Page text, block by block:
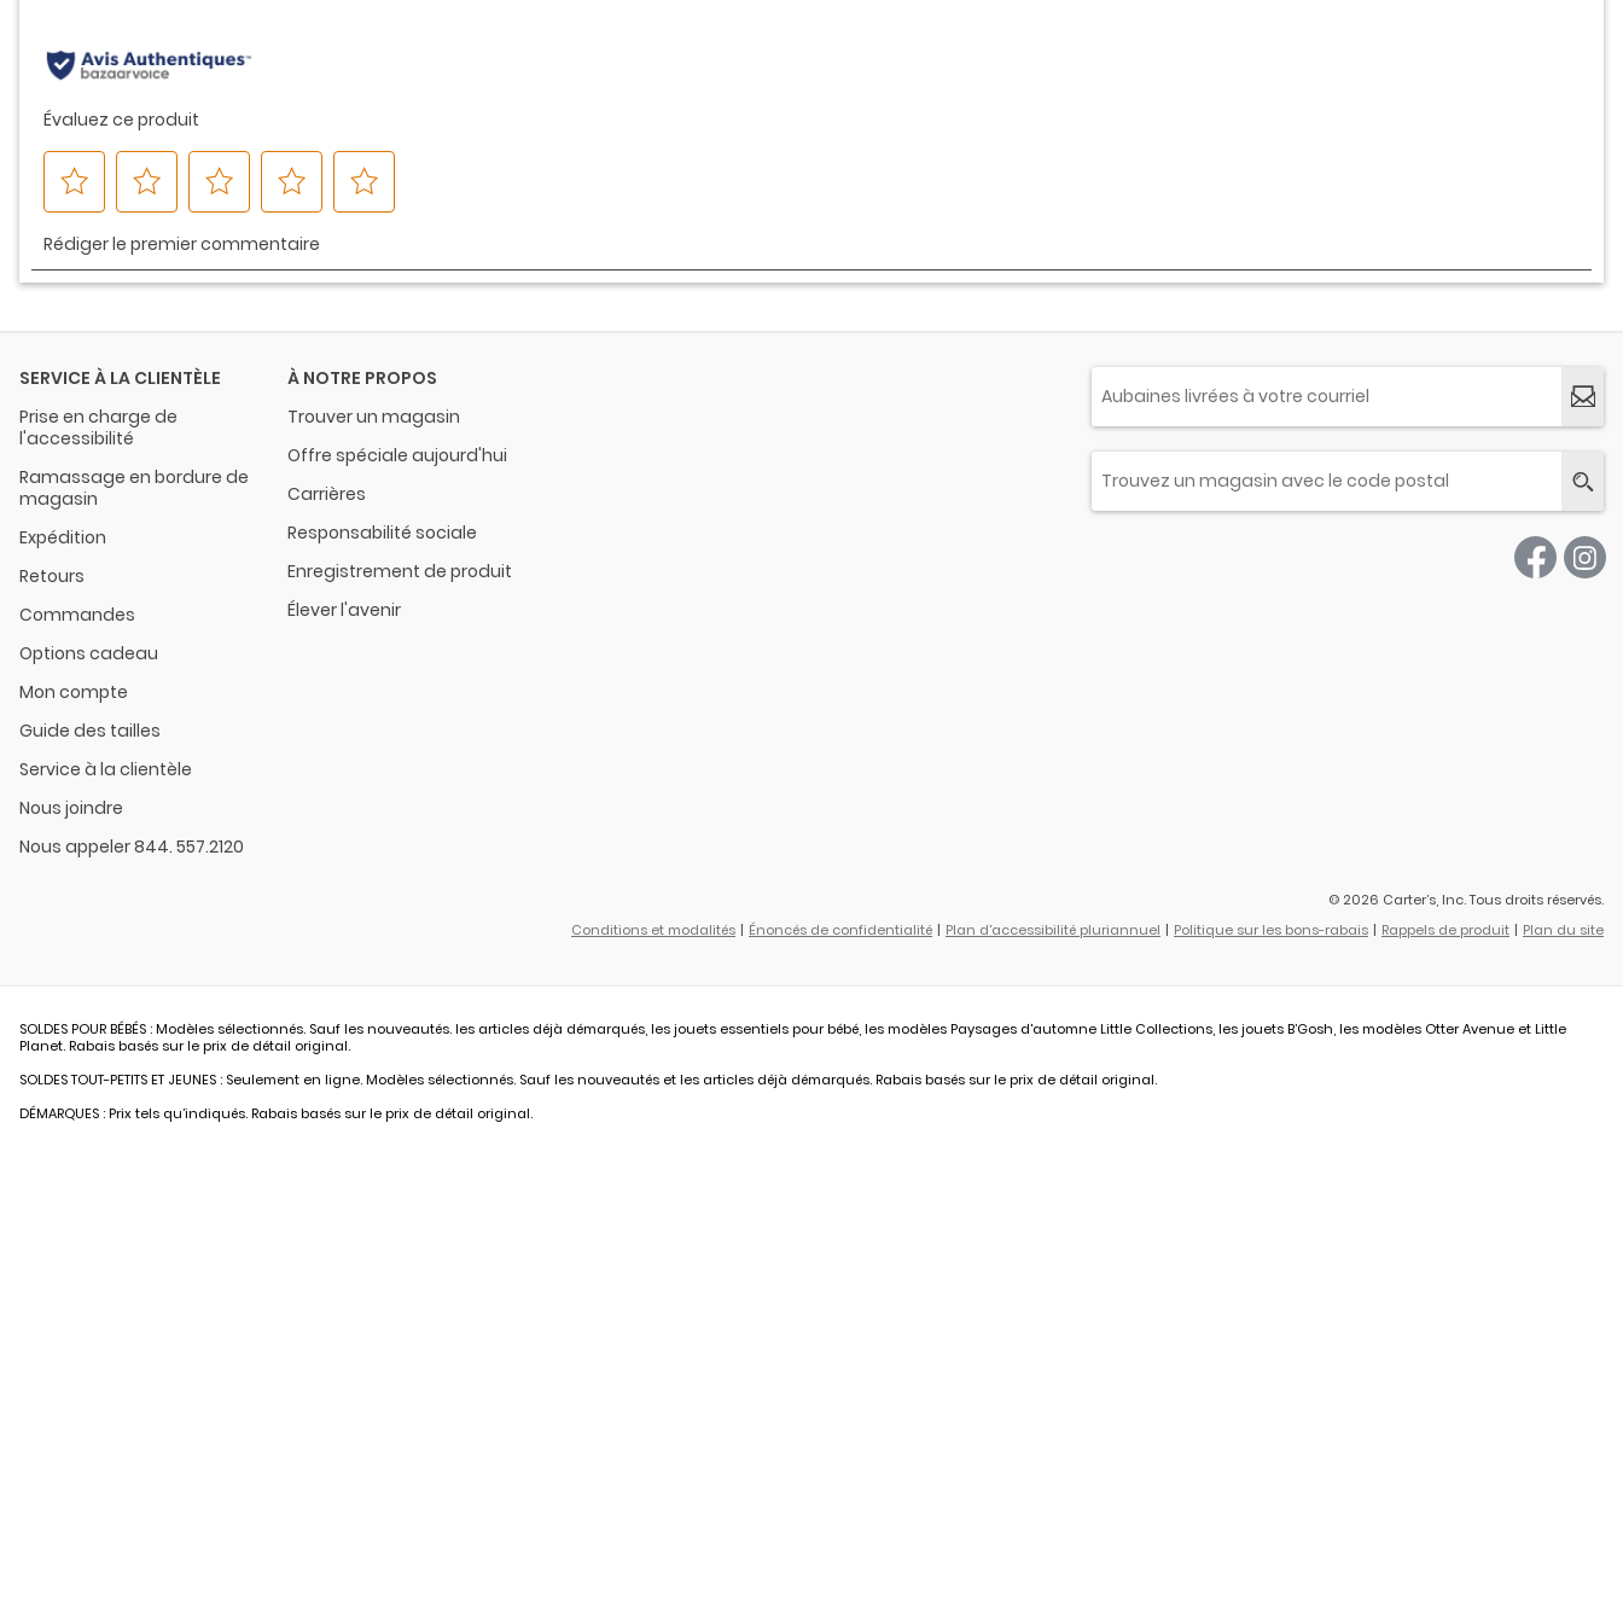
SERVICE À LA CLIENTÈLE
Prise en charge de
l'accessibilité
Ramassage en bordure de
magasin
Expédition
Retours
Commandes
Options cadeau
Mon compte
Guide des tailles
Service à la clientèle
Nous joindre
Nous appeler 844. 557.2120
À NOTRE PROPOS
Trouver un magasin
Offre spéciale aujourd'hui
Carrières
Responsabilité sociale
Enregistrement de produit
Élever l'avenir
© 2026 Carter’s, Inc. Tous droits réservés.
Conditions et modalités
Énoncés de confidentialité Plan d'accessibilité pluriannuel Politique sur les bons-rabais Rappels de produit Plan du site
SOLDES POUR BÉBÉS : Modèles sélectionnés. Sauf les nouveautés. les articles déjà démarqués, les jouets essentiels pour bébé, les modèles Paysages d'automne Little Collections, les jouets B’Gosh, les modèles Otter Avenue et Little
Planet. Rabais basés sur le prix de détail original.
SOLDES TOUT-PETITS ET JEUNES : Seulement en ligne. Modèles sélectionnés. Sauf les nouveautés et les articles déjà démarqués. Rabais basés sur le prix de détail original.
DÉMARQUES : Prix tels qu’indiqués. Rabais basés sur le prix de détail original.